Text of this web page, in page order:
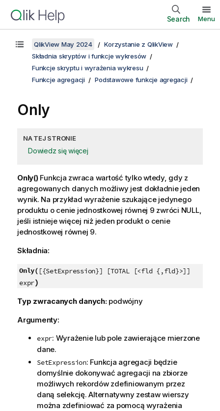
Search Menu
QlikView May 2024
Korzystanie z QlikView
Składnia skryptów i funkcje wykresów
Funkcje skryptu i wyrażenia wykresu
Funkcje agregacji
Podstawowe funkcje agregacji
Only
NA TEJ STRONIE
Dowiedz się więcej
Only() Funkcja zwraca wartość tylko wtedy, gdy z
agregowanych danych możliwy jest dokładnie jeden
wynik. Na przykład wyrażenie szukające jedynego
produktu o cenie jednostkowej równej 9 zwróci NULL,
jeśli istnieje więcej niż jeden produkt o cenie
jednostkowej równej 9.
Składnia:
Only( [{SetExpression}] [TOTAL [<fld {,fld}>]]
expr)
Typ zwracanych danych: podwójny
Argumenty:
expr: Wyrażenie lub pole zawierające mierzone
dane.
SetExpression: Funkcja agregacji będzie
domyślnie dokonywać agregacji na zbiorze
możliwych rekordów zdefiniowanym przez
daną selekcję. Alternatywny zestaw wierszy
można zdefiniować za pomocą wyrażenia